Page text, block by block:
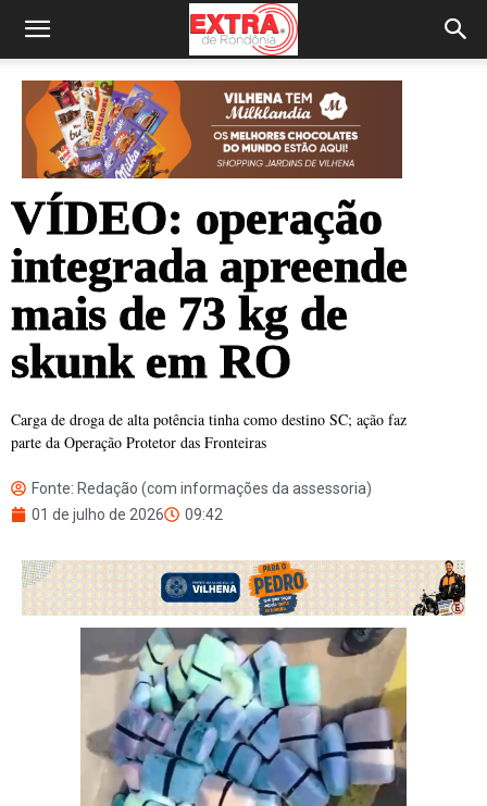
VÍDEO: operação
integrada apreende
mais de 73 kg de
skunk em RO
Carga de droga de alta potência tinha como destino SC; ação faz
parte da Operação Protetor das Fronteiras
Fonte: Redação (com informações da assessoria)
01 de julho de 2026
09:42